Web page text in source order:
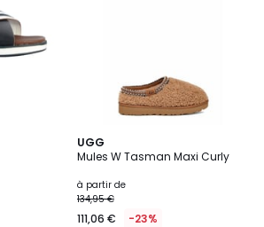
UGG
Mules W Tasman Maxi Curly
à partir de
134,95 €
111,06 € -23%
4,3
/ 5
2
Couleurs